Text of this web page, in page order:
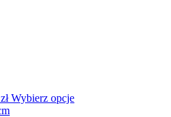
złZakres
cen:
Wybierz opcjeTen